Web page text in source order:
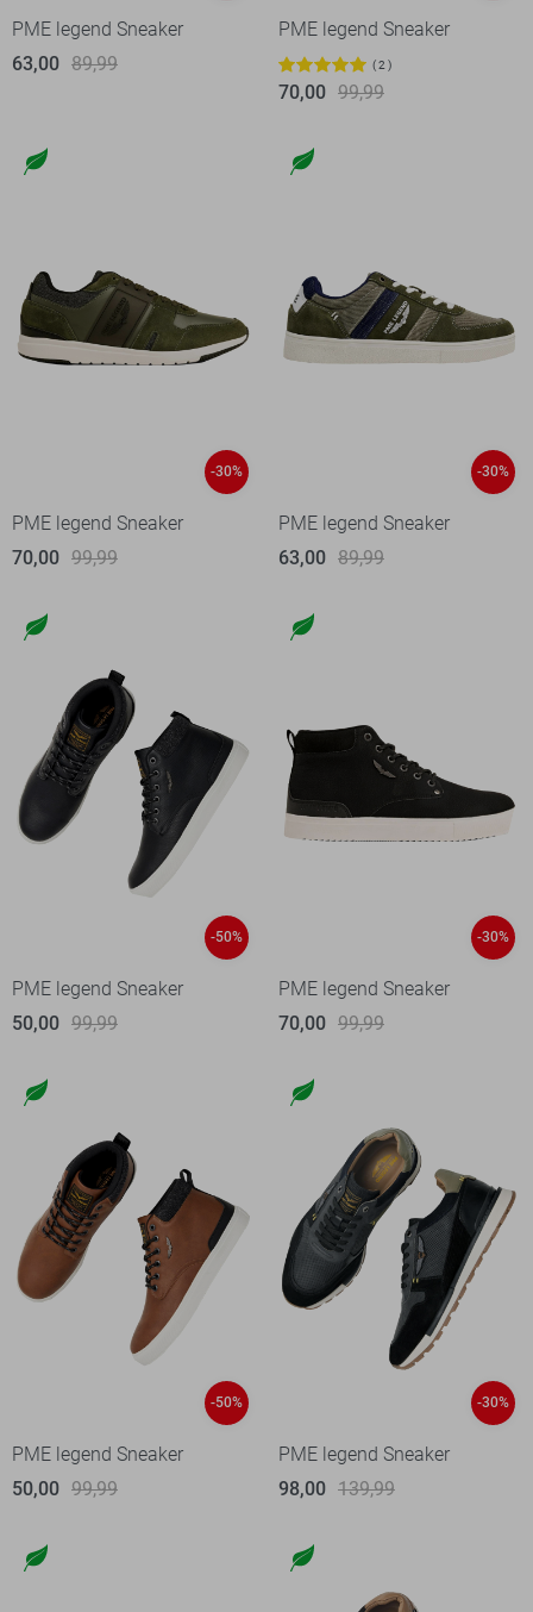
PME legend Sneaker
63,00 89,99
PME legend Sneaker
2
70,00 99,99
-30%
PME legend Sneaker
70,00 99,99
-30%
PME legend Sneaker
63,00 89,99
-50%
PME legend Sneaker
50,00 99,99
-30%
PME legend Sneaker
70,00 99,99
-50%
PME legend Sneaker
50,00 99,99
-30%
PME legend Sneaker
98,00 139,99